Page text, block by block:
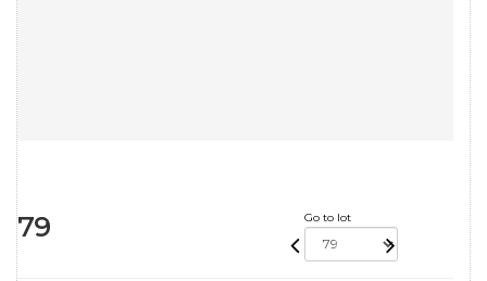
79 Go to lot